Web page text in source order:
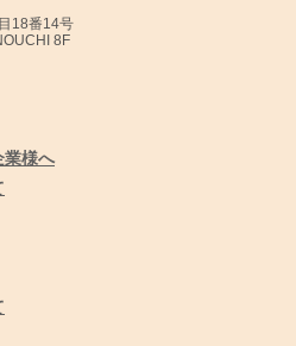
18番14号
8F
業様へ